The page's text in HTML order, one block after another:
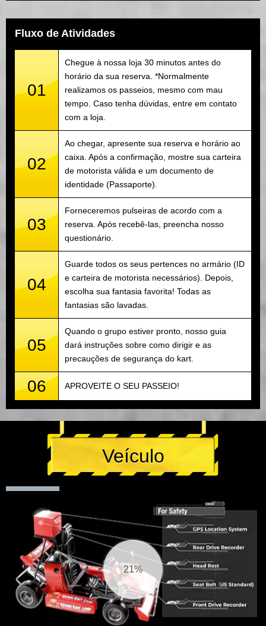
Fluxo de Atividades
01
Chegue à nossa loja 30 minutos antes do
horário da sua reserva. *Normalmente
realizamos os passeios, mesmo com mau
tempo. Caso tenha dúvidas, entre em contato
com a loja.
02
Ao chegar, apresente sua reserva e horário ao
caixa. Após a confirmação, mostre sua carteira
de motorista válida e um documento de
identidade (Passaporte).
03
Forneceremos pulseiras de acordo com a
reserva. Após recebê-las, preencha nosso
questionário.
04
Guarde todos os seus pertences no armário (ID
e carteira de motorista necessários). Depois,
escolha sua fantasia favorita! Todas as
fantasias são lavadas.
05
Quando o grupo estiver pronto, nosso guia
dará instruções sobre como dirigir e as
precauções de segurança do kart.
06 APROVEITE O SEU PASSEIO!
Veículo
22%